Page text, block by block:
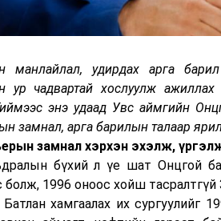
манлайлал, удирдах арга
ур чадвартай хослуулж
энэ удаад Увс аймгийн
замнал, арга барилын талаар
замнал хэрхэн эхэлж,
бүхий л үе шат Онцгой
болж, 1996 оноос хойш
хамгаалах их сургуулийг